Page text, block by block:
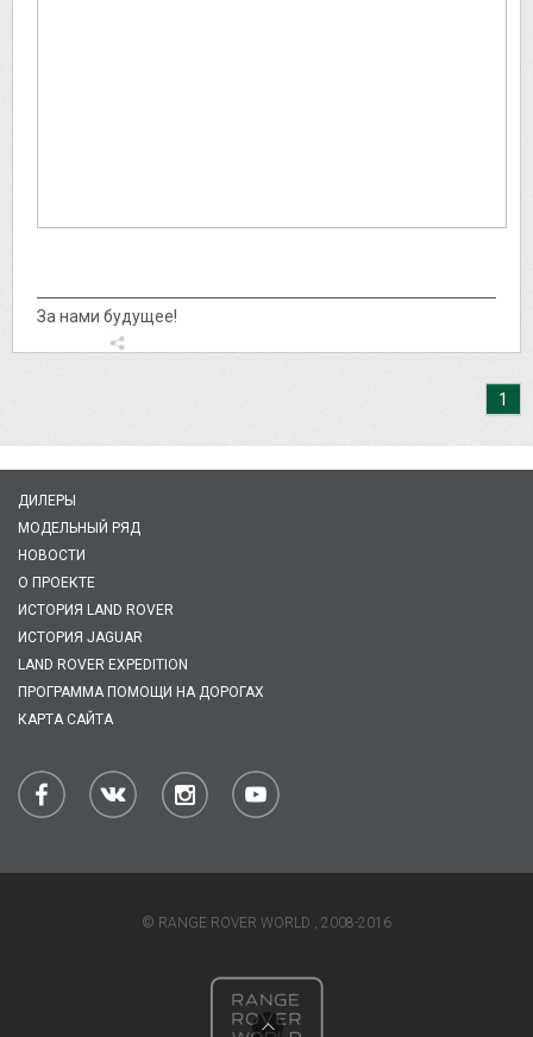
За нами будущее!
1
ДИЛЕРЫ
МОДЕЛЬНЫЙ РЯД
НОВОСТИ
О ПРОЕКТЕ
ИСТОРИЯ LAND ROVER
ИСТОРИЯ JAGUAR
LAND ROVER EXPEDITION
ПРОГРАММА ПОМОЩИ НА ДОРОГАХ
КАРТА САЙТА
© RANGE ROVER WORLD , 2008-2016